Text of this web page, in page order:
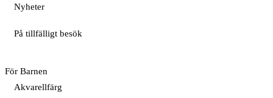
Nyheter
På tillfälligt besök
För Barnen
Akvarellfärg